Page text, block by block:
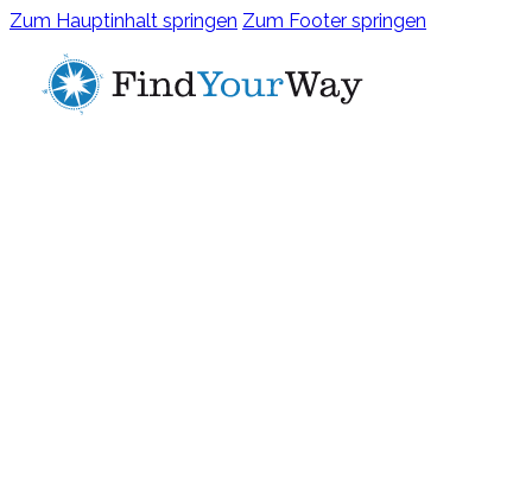
Zum Hauptinhalt springen Zum Footer springen